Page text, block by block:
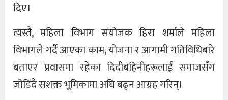
दिए।
त्यस्तै, महिला विभाग संयोजक हिरा शर्माले महिला
विभागले गर्दै आएका काम, योजना र आगामी गतिविधिबारे
बताएर प्रवासमा रहेका दिदीबहिनीहरूलाई समाजसँग
जोडिंदै सशक्त भूमिकामा अघि बढ्न आग्रह गरिन्।